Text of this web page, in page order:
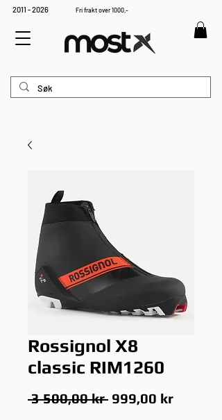
2011 - 2026 Fri frakt over 1000,-
Rossignol X8
classic RIM1260
3 500,00 kr Vanlig
999,00 kr